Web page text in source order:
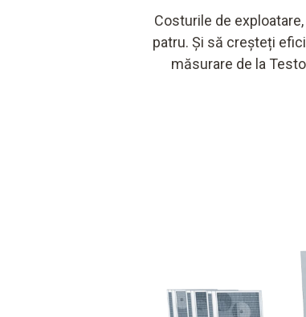
Costurile de
patru. Și să creșteți
măsurare de la